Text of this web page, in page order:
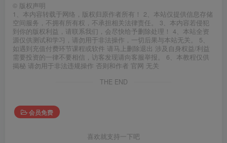
© 版权声明
1、本内容转载于网络，版权归原作者所有！ 2、本站仅提供信息存储
空间服务，不拥有所有权，不承担相关法律责任。 3、本内容若侵犯
到你的版权利益，请联系我们，会尽快给予删除处理！ 4、本站全资
源仅供测试和学习，请勿用于非法操作，一切后果与本站无关。 5、
如遇到充值付费环节课程或软件 请马上删除退出 涉及自身权益/利益
需要投资的一律不要相信，访客发现请向客服举报。 6、本教程仅供
揭秘 请勿用于非法违规操作 否则和作者 官网 无关
THE END
会员免费
喜欢就支持一下吧